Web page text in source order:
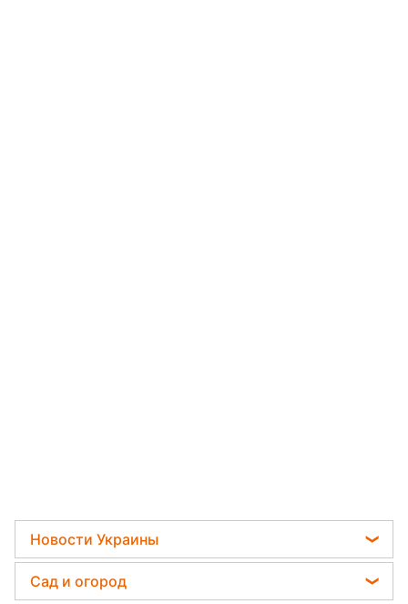
Новости Украины
Телеграм новости Украины
Сад и огород